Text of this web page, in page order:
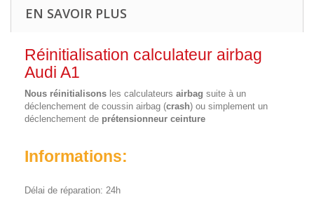
EN SAVOIR PLUS
Réinitialisation calculateur airbag
Audi A1
Nous réinitialisons les calculateurs airbag suite à un
déclenchement de coussin airbag (crash) ou simplement un
déclenchement de prétensionneur ceinture
Informations:
Délai de réparation: 24h